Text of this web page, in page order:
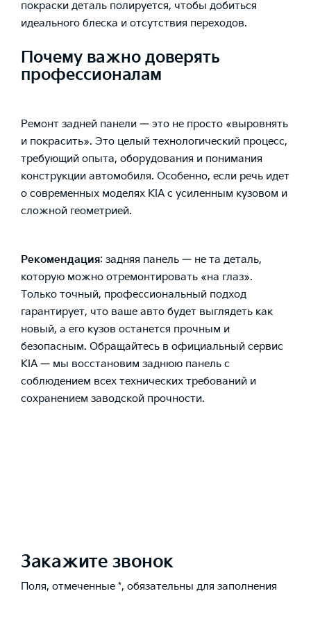
покраски деталь полируется, чтобы добиться
идеального блеска и отсутствия переходов.
Почему важно доверять
профессионалам
Ремонт задней панели — это не просто «выровнять
и покрасить». Это целый технологический процесс,
требующий опыта, оборудования и понимания
конструкции автомобиля. Особенно, если речь идет
о современных моделях KIA с усиленным кузовом и
сложной геометрией.
Рекомендация: задняя панель — не та деталь,
которую можно отремонтировать «на глаз».
Только точный, профессиональный подход
гарантирует, что ваше авто будет выглядеть как
новый, а его кузов останется прочным и
безопасным. Обращайтесь в официальный сервис
KIA — мы восстановим заднюю панель с
соблюдением всех технических требований и
сохранением заводской прочности.
Закажите звонок
Поля, отмеченные *, обязательны для заполнения